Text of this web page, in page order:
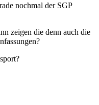
nochmal der SGP
zeigen die denn auch die